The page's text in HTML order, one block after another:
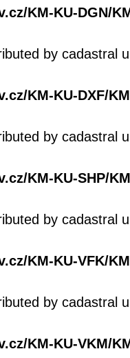
KM-KU-DGN/
by cadastral
KM-KU-DXF/
by cadastral
KM-KU-SHP/
by cadastral
KM-KU-VFK/
by cadastral
KM-KU-VKM/